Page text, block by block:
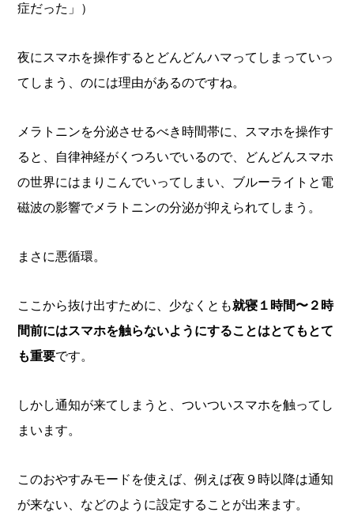
症だった」）
夜にスマホを操作するとどんどんハマってしまっていっ
てしまう、のには理由があるのですね。
メラトニンを分泌させるべき時間帯に、スマホを操作す
ると、自律神経がくつろいでいるので、どんどんスマホ
の世界にはまりこんでいってしまい、ブルーライトと電
磁波の影響でメラトニンの分泌が抑えられてしまう。
まさに悪循環。
ここから抜け出すために、少なくとも就寝１時間〜２時
間前にはスマホを触らないようにすることはとてもとて
も重要です。
しかし通知が来てしまうと、ついついスマホを触ってし
まいます。
このおやすみモードを使えば、例えば夜９時以降は通知
が来ない、などのように設定することが出来ます。